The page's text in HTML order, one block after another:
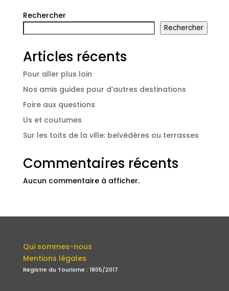
Rechercher
Rechercher
Articles récents
Pour aller plus loin
Nos amis guides pour d’autres destinations
Foire aux questions
Us et coutumes
Sur les toits de la ville: belvédères ou terrasses
Commentaires récents
Aucun commentaire à afficher.
Qui sommes-nous
Mentions légales
Registre du Tourisme : 1805/2017